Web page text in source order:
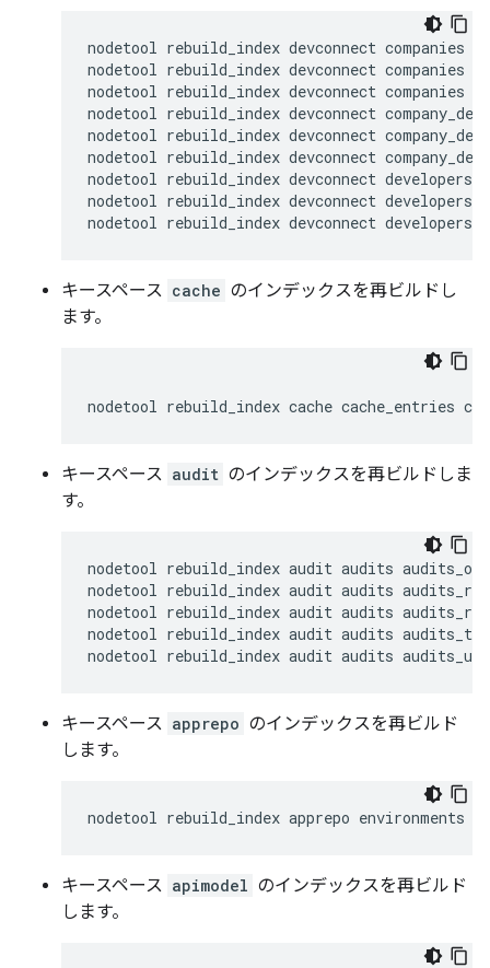
nodetool rebuild_index devconnect companies
nodetool rebuild_index devconnect companies
nodetool rebuild_index devconnect companies
nodetool rebuild_index devconnect
nodetool rebuild_index devconnect
nodetool rebuild_index devconnect
nodetool rebuild_index devconnect developers
nodetool rebuild_index devconnect developers
nodetool rebuild_index devconnect developers
キースペース cache のインデックスを再ビルドし
ます。
nodetool rebuild_index cache cache_entries
キースペース audit のインデックスを再ビルドしま
す。
nodetool rebuild_index audit audits
nodetool rebuild_index audit audits
nodetool rebuild_index audit audits
nodetool rebuild_index audit audits
nodetool rebuild_index audit audits
キースペース apprepo のインデックスを再ビルド
します。
nodetool rebuild_index apprepo environments
キースペース apimodel のインデックスを再ビルド
します。